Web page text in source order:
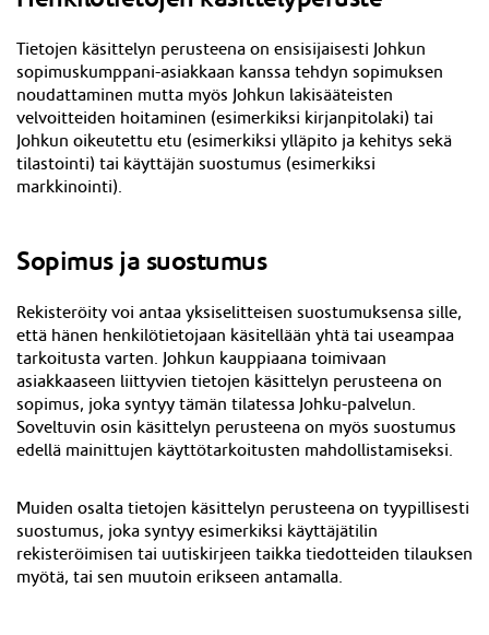
Tietojen käsittelyn perusteena on ensisijaisesti Johkun
sopimuskumppani-asiakkaan kanssa tehdyn sopimuksen
noudattaminen mutta myös Johkun lakisääteisten
velvoitteiden hoitaminen (esimerkiksi kirjanpitolaki) tai
Johkun oikeutettu etu (esimerkiksi ylläpito ja kehitys sekä
tilastointi) tai käyttäjän suostumus (esimerkiksi
markkinointi).
Sopimus ja suostumus
Rekisteröity voi antaa yksiselitteisen suostumuksensa sille,
että hänen henkilötietojaan käsitellään yhtä tai useampaa
tarkoitusta varten. Johkun kauppiaana toimivaan
asiakkaaseen liittyvien tietojen käsittelyn perusteena on
sopimus, joka syntyy tämän tilatessa Johku-palvelun.
Soveltuvin osin käsittelyn perusteena on myös suostumus
edellä mainittujen käyttötarkoitusten mahdollistamiseksi.
Muiden osalta tietojen käsittelyn perusteena on tyypillisesti
suostumus, joka syntyy esimerkiksi käyttäjätilin
rekisteröimisen tai uutiskirjeen taikka tiedotteiden tilauksen
myötä, tai sen muutoin erikseen antamalla.